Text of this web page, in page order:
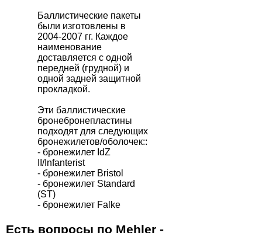
Баллистические пакеты
были изготовлены в
2004-2007 гг. Каждое
наименование
доставляется с одной
передней (грудной) и
одной задней защитной
прокладкой.
Эти баллистические
бронебронепластины
подходят для следующих
бронежилетов/оболочек::
- бронежилет IdZ
II/Infanterist
- бронежилет Bristol
- бронежилет Standard
(ST)
- бронежилет Falke
Есть вопросы по Mehler -